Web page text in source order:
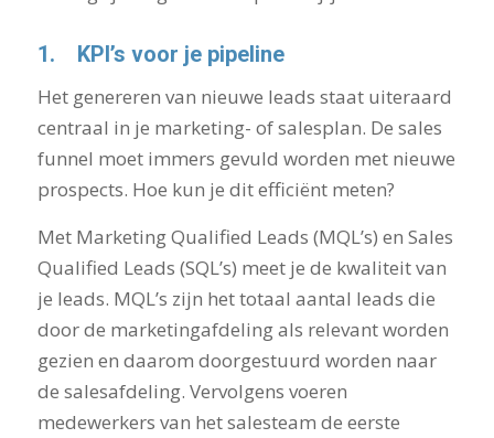
1. KPI’s voor je pipeline
Het genereren van nieuwe leads staat uiteraard
centraal in je marketing- of salesplan. De sales
funnel moet immers gevuld worden met nieuwe
prospects. Hoe kun je dit efficiënt meten?
Met Marketing Qualified Leads (MQL’s) en Sales
Qualified Leads (SQL’s) meet je de kwaliteit van
je leads. MQL’s zijn het totaal aantal leads die
door de marketingafdeling als relevant worden
gezien en daarom doorgestuurd worden naar
de salesafdeling. Vervolgens voeren
medewerkers van het salesteam de eerste